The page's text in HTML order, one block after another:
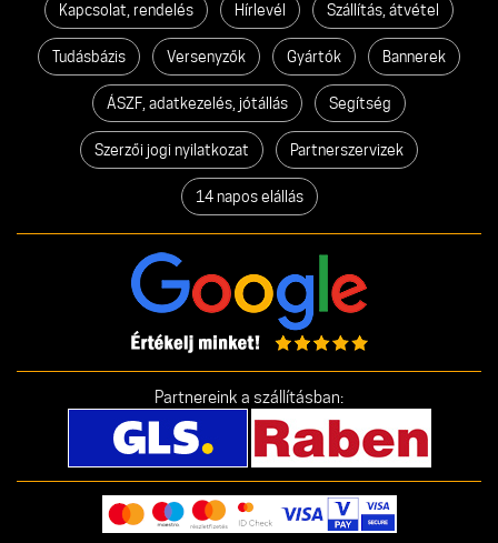
Kapcsolat, rendelés Hírlevél Szállítás, átvétel
Tudásbázis Versenyzők Gyártók Bannerek
ÁSZF, adatkezelés, jótállás Segítség
Szerzői jogi nyilatkozat Partnerszervizek
14 napos elállás
Partnereink a szállításban: